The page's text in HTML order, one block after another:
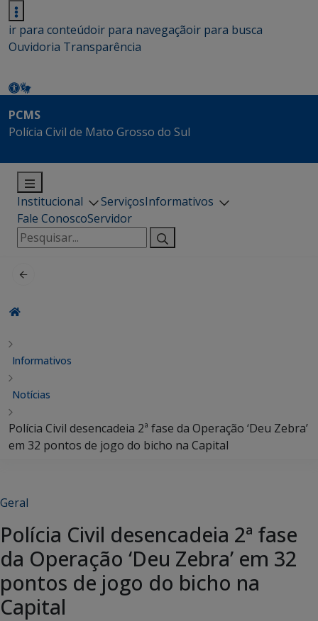
ir para conteúdoir para navegaçãoir para busca
Ouvidoria Transparência
PCMS
Polícia Civil de Mato Grosso do Sul
Institucional ServiçosInformativos
Fale ConoscoServidor
Pesquisar
por:
Informativos
Notícias
Polícia Civil desencadeia 2ª fase da Operação ‘Deu Zebra’
em 32 pontos de jogo do bicho na Capital
Geral
Polícia Civil desencadeia 2ª fase
da Operação ‘Deu Zebra’ em 32
pontos de jogo do bicho na
Capital